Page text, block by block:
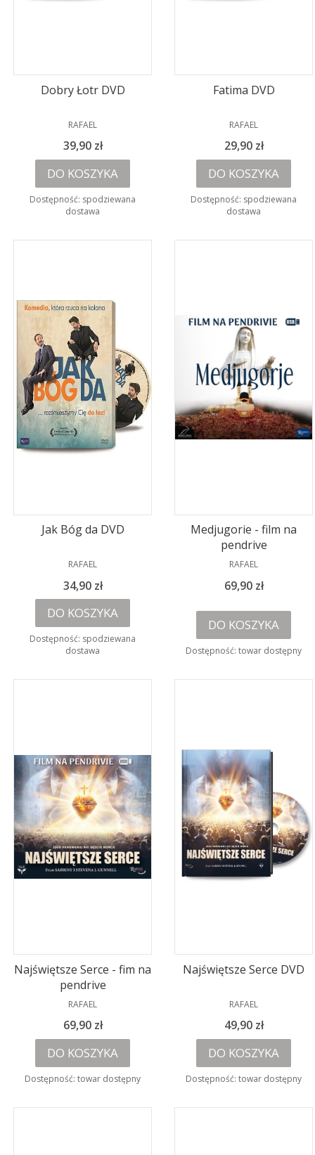
Dobry Łotr DVD
PRODUCENT
RAFAEL
Cena
39,90 zł
DO KOSZYKA
Dostępność: spodziewana
dostawa
Fatima DVD
PRODUCENT
RAFAEL
Cena
29,90 zł
DO KOSZYKA
Dostępność: spodziewana
dostawa
Jak Bóg da DVD
PRODUCENT
RAFAEL
Cena
34,90 zł
DO KOSZYKA
Dostępność: spodziewana
dostawa
Medjugorie - film na
pendrive
PRODUCENT
RAFAEL
Cena
69,90 zł
DO KOSZYKA
Dostępność: towar dostępny
Najświętsze Serce - fim na
pendrive
PRODUCENT
RAFAEL
Cena
69,90 zł
DO KOSZYKA
Dostępność: towar dostępny
Najświętsze Serce DVD
PRODUCENT
RAFAEL
Cena
49,90 zł
DO KOSZYKA
Dostępność: towar dostępny